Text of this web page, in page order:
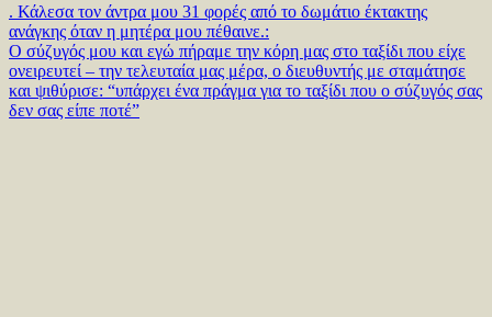
. Κάλεσα τον άντρα μου 31 φορές από το δωμάτιο έκτακτης
ανάγκης όταν η μητέρα μου πέθαινε.:
Ο σύζυγός μου και εγώ πήραμε την κόρη μας στο ταξίδι που είχε
ονειρευτεί – την τελευταία μας μέρα, ο διευθυντής με σταμάτησε
και ψιθύρισε: “υπάρχει ένα πράγμα για το ταξίδι που ο σύζυγός σας
δεν σας είπε ποτέ”